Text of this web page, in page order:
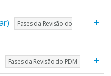
+
Fases da Revisão do
+
Fases da Revisão do PDM